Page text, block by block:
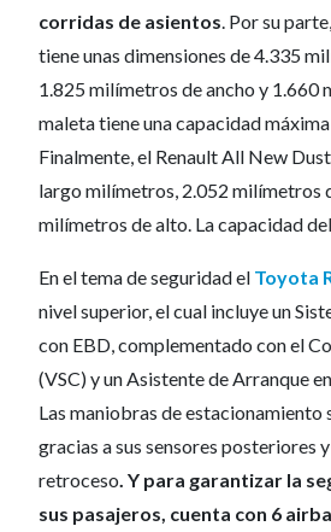
corridas de asientos. Por su
tiene unas dimensiones de 4.335
1.825 milímetros de ancho y 1.660
maleta tiene una capacidad
Finalmente, el Renault All New
largo milímetros, 2.052 milímetros
milímetros de alto. La capacidad
En el tema de seguridad el Toyota
nivel superior, el cual incluye un
con EBD, complementado con el
(VSC) y un Asistente de Arranque
Las maniobras de estacionamiento
gracias a sus sensores posteriores
retroceso. Y para garantizar la
sus pasajeros, cuenta con 6